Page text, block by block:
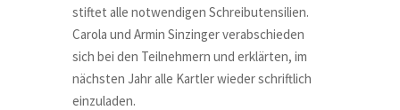
stiftet alle notwendigen Schreibutensilien.
Carola und Armin Sinzinger verabschieden
sich bei den Teilnehmern und erklärten, im
nächsten Jahr alle Kartler wieder schriftlich
einzuladen.